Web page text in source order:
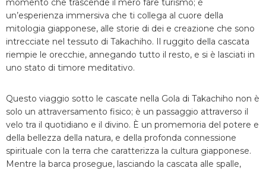
momento che trascende il mero fare turismo; è
un’esperienza immersiva che ti collega al cuore della
mitologia giapponese, alle storie di dei e creazione che sono
intrecciate nel tessuto di Takachiho. Il ruggito della cascata
riempie le orecchie, annegando tutto il resto, e si è lasciati in
uno stato di timore meditativo.
Questo viaggio sotto le cascate nella Gola di Takachiho non è
solo un attraversamento fisico; è un passaggio attraverso il
velo tra il quotidiano e il divino. È un promemoria del potere e
della bellezza della natura, e della profonda connessione
spirituale con la terra che caratterizza la cultura giapponese.
Mentre la barca prosegue, lasciando la cascata alle spalle,